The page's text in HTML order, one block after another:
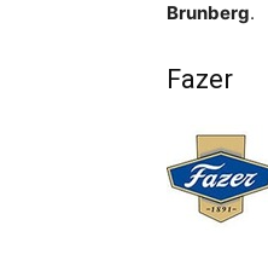
Brunberg.
Fazer